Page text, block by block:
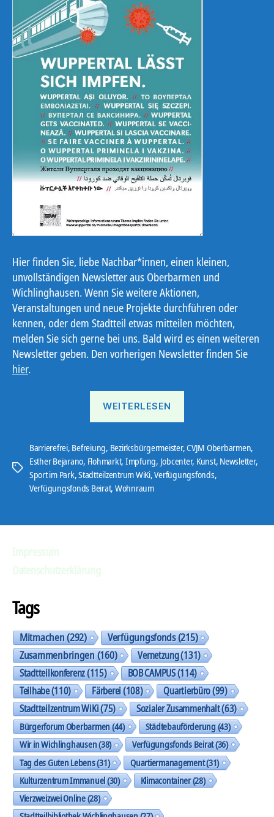
Hier finden Sie, liebe Nachbar*innen, einen kleinen,
unvollständigen Newsletter aus Oberbarmen und
Wichlinghausen. Wenn Sie weitere Aktionen,
Veranstaltungen und neue Projekte durchführen oder
kennen, oder dem Stadtteil etwas mitteilen möchten,
melden Sie sich gerne bei uns. Bald wird es einen weiteren
Newsletter geben. Den vorherigen Newsletter finden Sie
hier.
WEITERLESEN
Schlagwörter
Barrierefrei, Befreiung, Bezirksbürgermeister,CVJM Oberbarmen,
Esther Bejarano, Flohmarkt, Impfung, Jobcenter, Kunst, Newsletter,
Sport im Park,Stadtteilzentrum WiKi,Verfügungsfonds,
Verfügungsfonds Beirat, Wohnraum
Tags
Mitmachen(292) Verfügungsfonds(215)
Zusammenbringen(160) Vernetzung(131)
Stadtteilkonferenz(115) BOB CAMPUS(114)
Teilhabe(110) Färberei(108) Quartierbüro(99)
Stadtteilzentrum WiKi(75) Sozialer Zusammenhalt(63)
Bürgerforum Oberbarmen(44) Städtebauförderung(43)
Wir in Wichlinghausen(38) Verfügungsfonds Beirat(36)
Tag des Guten Lebens(31) Quartiermanagement(31)
Kulturzentrum Immanuel(30) Klimacontainer(28)
Vierzweizwei Online(28)